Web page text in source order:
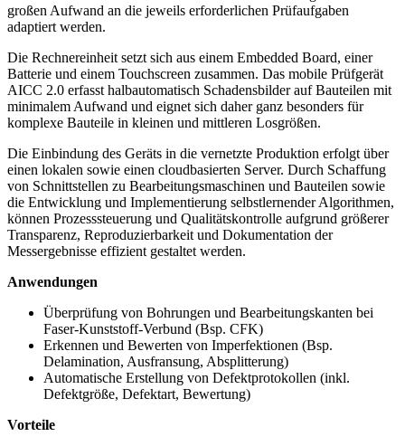
großen Aufwand an die jeweils erforderlichen Prüfaufgaben
adaptiert werden.
Die Rechnereinheit setzt sich aus einem Embedded Board, einer
Batterie und einem Touchscreen zusammen. Das mobile Prüfgerät
AICC 2.0 erfasst halbautomatisch Schadensbilder auf Bauteilen mit
minimalem Aufwand und eignet sich daher ganz besonders für
komplexe Bauteile in kleinen und mittleren Losgrößen.
Die Einbindung des Geräts in die vernetzte Produktion erfolgt über
einen lokalen sowie einen cloudbasierten Server. Durch Schaffung
von Schnittstellen zu Bearbeitungsmaschinen und Bauteilen sowie
die Entwicklung und Implementierung selbstlernender Algorithmen,
können Prozesssteuerung und Qualitätskontrolle aufgrund größerer
Transparenz, Reproduzierbarkeit und Dokumentation der
Messergebnisse effizient gestaltet werden.
Anwendungen
Überprüfung von Bohrungen und Bearbeitungskanten bei
Faser-Kunststoff-Verbund (Bsp. CFK)
Erkennen und Bewerten von Imperfektionen (Bsp.
Delamination, Ausfransung, Absplitterung)
Automatische Erstellung von Defektprotokollen (inkl.
Defektgröße, Defektart, Bewertung)
Vorteile